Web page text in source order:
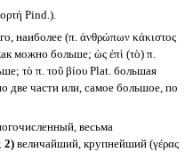
Pind.).
наиболее (π. ἀνθρώπων κάκιστος
можно больше; ὡς ἐπὶ (τὸ) π.
τὸ π. τοῦ βίου Plat. большая
две части или, самое большое, по
весьма
2)величайший, крупнейший (γέρας